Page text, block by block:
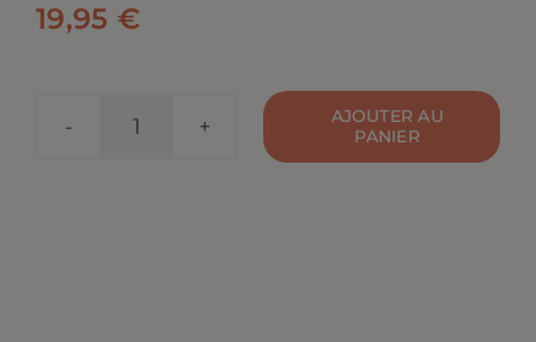
19,95€
quantité
AJOUTER AU
PANIER